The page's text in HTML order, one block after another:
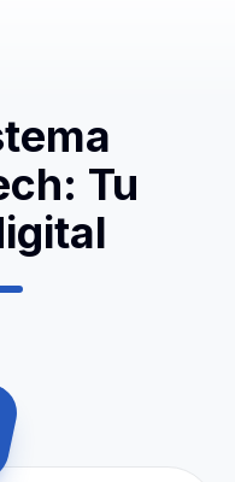
Tu